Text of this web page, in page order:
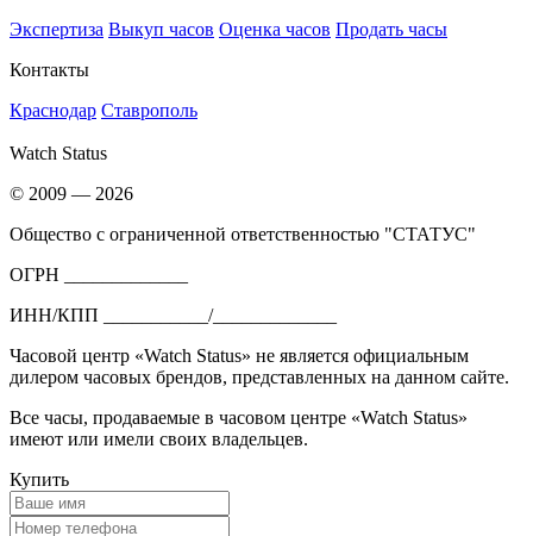
Экспертиза Выкуп часов Оценка часов Продать часы
Контакты
Краснодар Ставрополь
Watch Status
© 2009 — 2026
Общество с ограниченной ответственностью "СТАТУС"
ОГРН _____________
ИНН/КПП ___________/_____________
Часовой центр «Watch Status» не является официальным
дилером часовых брендов, представленных на данном сайте.
Все часы, продаваемые в часовом центре «Watch Status»
имеют или имели своих владельцев.
Купить